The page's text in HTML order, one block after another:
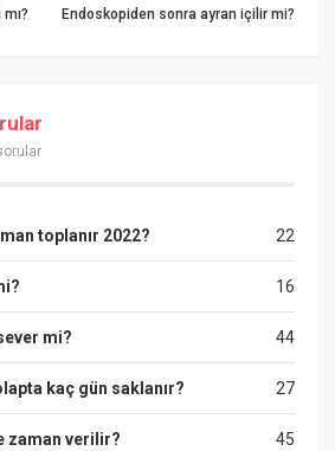
Endoskopiden sonra ayran içilir mi?
22
toplanır 2022?
16
44
mi?
27
kaç gün saklanır?
45
zaman verilir?